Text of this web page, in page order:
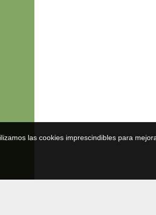
las cookies imprescindibles para